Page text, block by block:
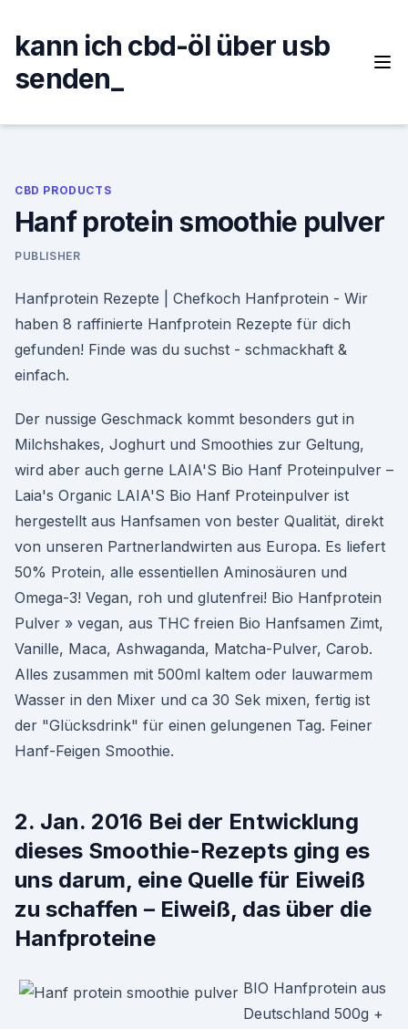
content
kann ich cbd-öl über usb
senden_
CBD PRODUCTS
Hanf protein smoothie pulver
PUBLISHER
Hanfprotein Rezepte | Chefkoch Hanfprotein - Wir
haben 8 raffinierte Hanfprotein Rezepte für dich
gefunden! Finde was du suchst - schmackhaft &
einfach.
Der nussige Geschmack kommt besonders gut in
Milchshakes, Joghurt und Smoothies zur Geltung,
wird aber auch gerne LAIA'S Bio Hanf Proteinpulver –
Laia's Organic LAIA'S Bio Hanf Proteinpulver ist
hergestellt aus Hanfsamen von bester Qualität, direkt
von unseren Partnerlandwirten aus Europa. Es liefert
50% Protein, alle essentiellen Aminosäuren und
Omega-3! Vegan, roh und glutenfrei! Bio Hanfprotein
Pulver » vegan, aus THC freien Bio Hanfsamen Zimt,
Vanille, Maca, Ashwaganda, Matcha-Pulver, Carob.
Alles zusammen mit 500ml kaltem oder lauwarmem
Wasser in den Mixer und ca 30 Sek mixen, fertig ist
der "Glücksdrink" für einen gelungenen Tag. Feiner
Hanf-Feigen Smoothie.
2. Jan. 2016 Bei der Entwicklung
dieses Smoothie-Rezepts ging es
uns darum, eine Quelle für Eiweiß
zu schaffen – Eiweiß, das über die
Hanfproteine
BIO Hanfprotein aus
Deutschland 500g +